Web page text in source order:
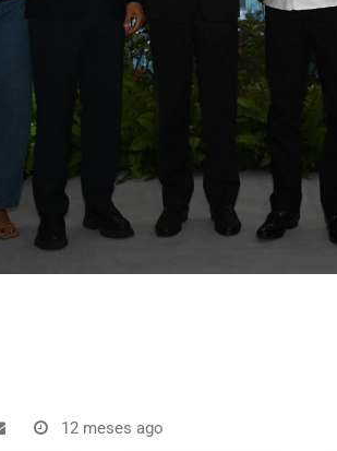
12 meses ago